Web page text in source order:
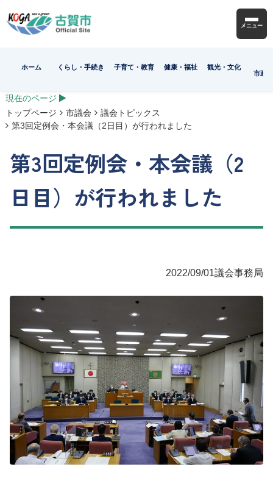
メニュー
ホーム くらし・手続き 子育て・教育 健康・福祉
観光・文化
市政
現在のページ
トップページ
市議会
議会トピックス
第3回定例会・本会議（2日目）が行われました
第3回定例会・本会議（2
日目）が行われました
2022/09/01議会事務局